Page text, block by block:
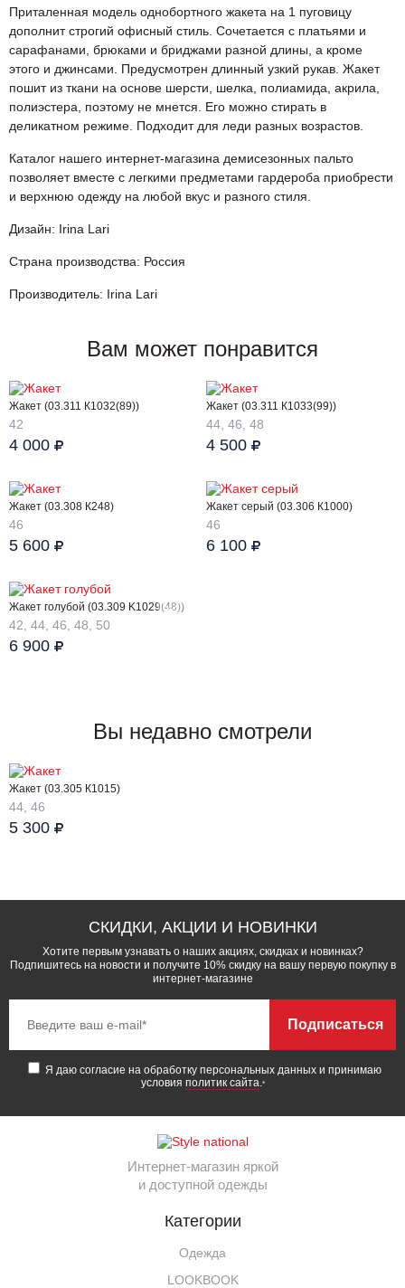
Приталенная модель однобортного жакета на 1 пуговицу
дополнит строгий офисный стиль. Сочетается с платьями и
сарафанами, брюками и бриджами разной длины, а кроме
этого и джинсами. Предусмотрен длинный узкий рукав. Жакет
пошит из ткани на основе шерсти, шелка, полиамида, акрила,
полиэстера, поэтому не мнется. Его можно стирать в
деликатном режиме. Подходит для леди разных возрастов.
Каталог нашего интернет-магазина демисезонных пальто
позволяет вместе с легкими предметами гардероба приобрести
и верхнюю одежду на любой вкус и разного стиля.
Дизайн: Irina Lari
Страна производства: Россия
Производитель: Irina Lari
Вам может понравится
Жакет (03.311 К1032(89))
42
4 000
Жакет (03.311 К1033(99))
44, 46, 48
4 500
Жакет (03.308 К248)
46
5 600
Жакет серый (03.306 К1000)
46
6 100
Жакет голубой (03.309 K1029(48))
42, 44, 46, 48, 50
6 900
Вы недавно смотрели
Жакет (03.305 К1015)
44, 46
5 300
СКИДКИ, АКЦИИ И НОВИНКИ
Хотите первым узнавать о наших акциях, скидках и новинках?
Подпишитесь на новости и получите 10% скидку на вашу первую покупку в
интернет-магазине
Я даю согласие на обработку персональных данных и принимаю
условия политик сайта.*
Подписаться
Интернет-магазин яркой
и доступной одежды
Категории
Одежда
LOOKBOOK